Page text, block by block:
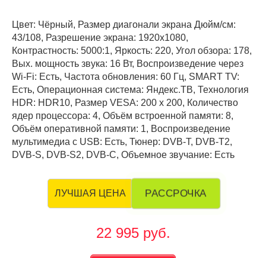
Цвет: Чёрный, Размер диагонали экрана Дюйм/см:
43/108, Разрешение экрана: 1920x1080,
Контрастность: 5000:1, Яркость: 220, Угол обзора: 178,
Вых. мощность звука: 16 Вт, Воспроизведение через
Wi-Fi: Есть, Частота обновления: 60 Гц, SMART TV:
Есть, Операционная система: Яндекс.ТВ, Технология
HDR: HDR10, Размер VESA: 200 х 200, Количество
ядер процессора: 4, Объём встроенной памяти: 8,
Объём оперативной памяти: 1, Воспроизведение
мультимедиа с USB: Есть, Тюнер: DVB-T, DVB-T2,
DVB-S, DVB-S2, DVB-C, Объемное звучание: Есть
ЛУЧШАЯ ЦЕНА РАССРОЧКА
22 995 руб.